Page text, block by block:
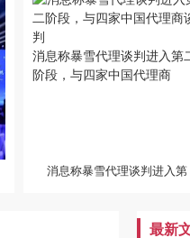
消息称暴雪代理谈判进入第
阶段，与四家中国代理商
消息称暴雪代理谈判进入第
最新